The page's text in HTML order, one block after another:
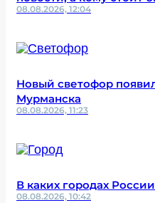
08.08.2026, 12:04
Новый светофор
Мурманска
08.08.2026, 11:23
В каких городах
08.08.2026, 10:42